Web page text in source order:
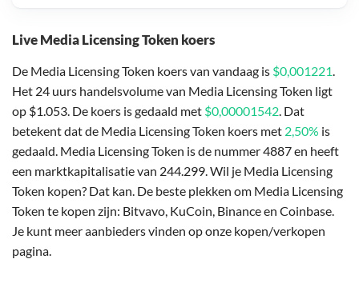
Live Media Licensing Token koers
De Media Licensing Token koers van vandaag is $0,001221.
Het 24 uurs handelsvolume van Media Licensing Token ligt
op $1.053. De koers is gedaald met $0,00001542. Dat
betekent dat de Media Licensing Token koers met 2,50% is
gedaald. Media Licensing Token is de nummer 4887 en heeft
een marktkapitalisatie van 244.299. Wil je Media Licensing
Token kopen? Dat kan. De beste plekken om Media Licensing
Token te kopen zijn: Bitvavo, KuCoin, Binance en Coinbase.
Je kunt meer aanbieders vinden op onze kopen/verkopen
pagina.